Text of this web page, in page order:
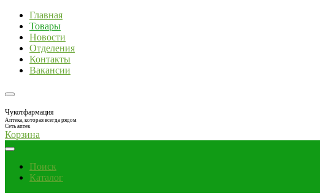
Главная
Товары
Новости
Отделения
Контакты
Вакансии
Чукотфармация
Аптека, которая всегда рядом
Сеть аптек
Корзина
Поиск
Каталог